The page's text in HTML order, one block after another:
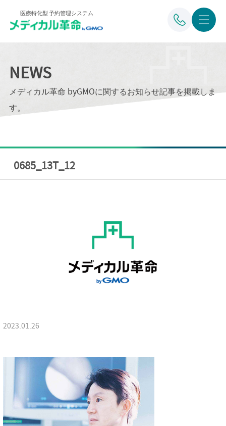
医療特化型 予約管理システム
NEWS
メディカル革命 byGMOに関するお知らせ記事を掲載しま
す。
0685_13T_12
2023.01.26